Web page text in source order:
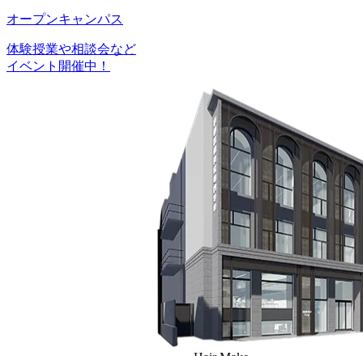
オープンキャンパス
体験授業や相談会など
イベント開催中！